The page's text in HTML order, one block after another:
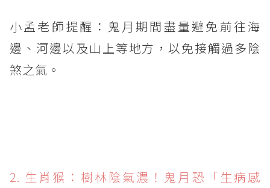
小孟老師提醒：鬼月期間盡量避免前往海
邊、河邊以及山上等地方，以免接觸過多陰
煞之氣。
2. 生肖猴：樹林陰氣濃！鬼月恐「生病感